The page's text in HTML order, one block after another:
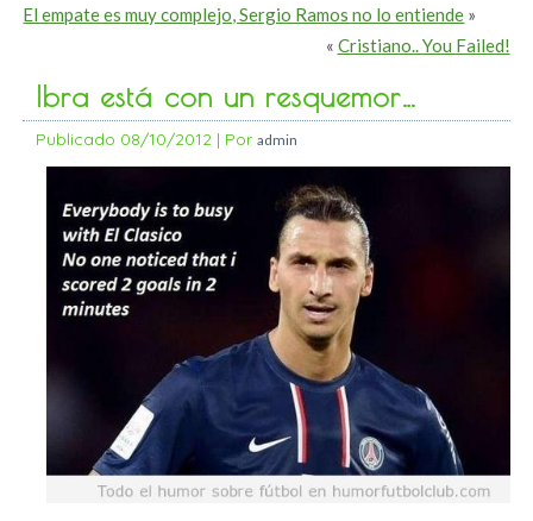
El empate es muy complejo, Sergio Ramos no lo entiende »
« Cristiano.. You Failed!
Ibra está con un resquemor…
Publicado 08/10/2012 | Por admin